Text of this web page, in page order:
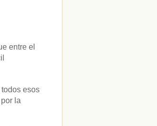
entre el
esos
la